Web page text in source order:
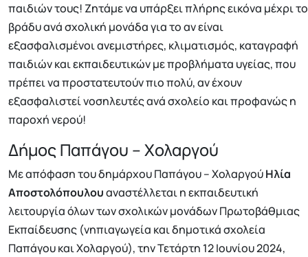
παιδιών τους! Ζητάμε να υπάρξει πλήρης εικόνα μέχρι το
βράδυ ανά σχολική μονάδα για το αν είναι
εξασφαλισμένοι ανεμιστήρες, κλιματισμός, καταγραφή
παιδιών και εκπαιδευτικών με προβλήματα υγείας, που
πρέπει να προστατευτούν πιο πολύ, αν έχουν
εξασφαλιστεί νοσηλευτές ανά σχολείο και προφανώς η
παροχή νερού!
Δήμος Παπάγου – Χολαργού
Με απόφαση του δημάρχου Παπάγου – ΧολαργούΗλία
Αποστολόπουλουαναστέλλεται η εκπαιδευτική
λειτουργία όλων των σχολικών μονάδων Πρωτοβάθμιας
Εκπαίδευσης (νηπιαγωγεία και δημοτικά σχολεία
Παπάγου και Χολαργού), την Τετάρτη 12 Ιουνίου 2024,